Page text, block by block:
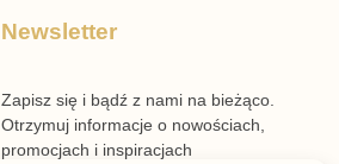
Newsletter
Zapisz się i bądź z nami na bieżąco.
Otrzymuj informacje o nowościach,
promocjach i inspiracjach